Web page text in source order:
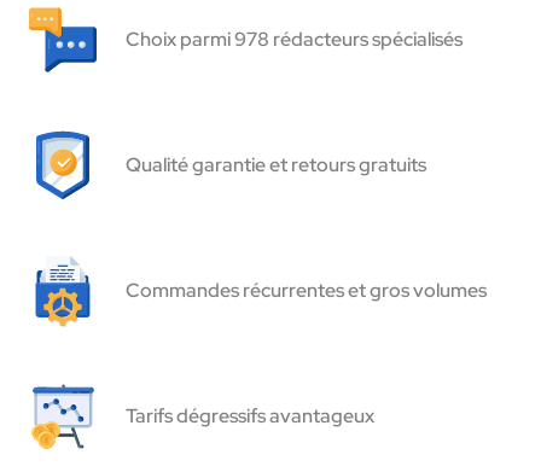
Choix parmi 978 rédacteurs spécialisés
Qualité garantie et retours gratuits
Commandes récurrentes et gros volumes
Tarifs dégressifs avantageux